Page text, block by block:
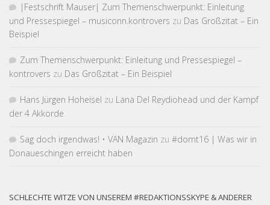
|Fest­schrift Mauser| Zum Themen­schwer­punkt: Einleitung
und Pressespiegel – musiconn.kontrovers zu Das Großzitat – Ein
Beispiel
Zum Themen­schwer­punkt: Einleitung und Pressespiegel –
kontrovers zu Das Großzitat – Ein Beispiel
Hans Jürgen Hoheisel zu Lana Del Reydiohead und der Kampf
der 4 Akkorde
Sag doch irgendwas! • VAN Magazin zu #domt16 | Was wir in
Donaueschingen erreicht haben
SCHLECHTE WITZE VON UNSEREM #REDAKTIONSSKYPE & ANDERER